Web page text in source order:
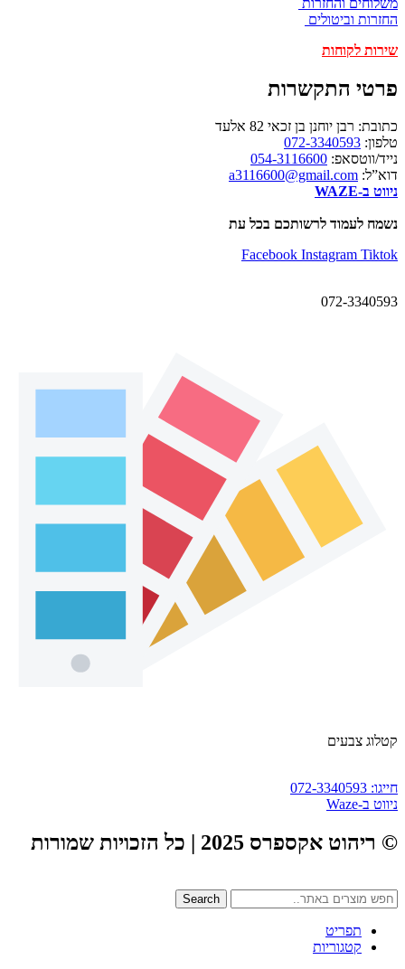
החזרות וביטולים
שירות לקוחות
פרטי התקשרות
כתובת: רבן יוחנן בן זכאי 82 אלעד
טלפון: 072-3340593
נייד/ווטסאפ: 054-3116600
דוא”ל: a3116600@gmail.com
ניווט ב-WAZE
נשמח לעמוד לרשותכם בכל עת
Facebook Instagram Tiktok
072-3340593
קטלוג צבעים
חייגו: 072-3340593
ניווט ב-Waze
© ריהוט אקספרס 2025 | כל הזכויות שמורות
Search
תפריט
קטגוריות